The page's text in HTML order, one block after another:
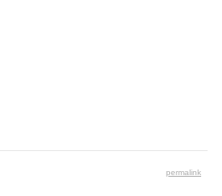
permalink